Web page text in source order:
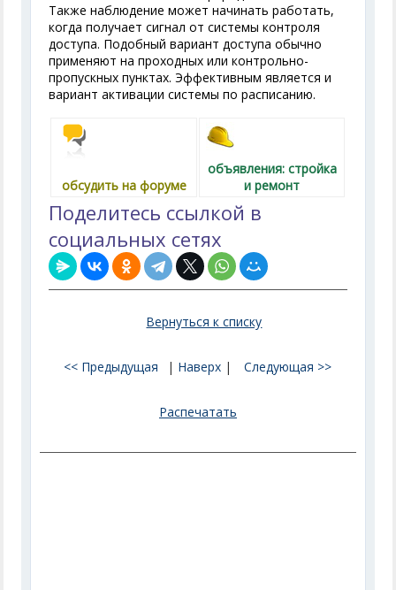
Также наблюдение может начинать работать,
когда получает сигнал от системы контроля
доступа. Подобный вариант доступа обычно
применяют на проходных или контрольно-
пропускных пунктах. Эффективным является и
вариант активации системы по расписанию.
обсудить на форуме
объявления: стройка
и ремонт
Поделитесь ссылкой в
социальных сетях
Вернуться к списку
<< Предыдущая | Наверх | Следующая >>
Распечатать